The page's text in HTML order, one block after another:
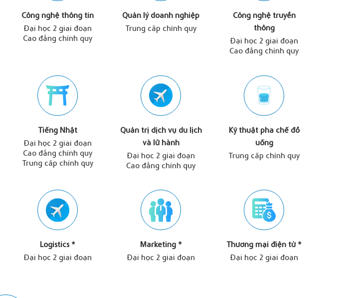
Công nghệ thông tin
Đại học 2 giai đoạn
Cao đẳng chính quy
Quản lý doanh nghiệp
Trung cấp chính quy
Công nghệ truyền
thông
Đại học 2 giai đoạn
Cao đẳng chính quy
Tiếng Nhật
Đại học 2 giai đoạn
Cao đẳng chính quy
Trung cấp chính quy
Quản trị dịch vụ du lịch
và lữ hành
Đại học 2 giai đoạn
Cao đẳng chính quy
Kỹ thuật pha chế đồ
uống
Trung cấp chính quy
Logistics *
Đại học 2 giai đoạn
Marketing *
Đại học 2 giai đoạn
Thương mại điện tử *
Đại học 2 giai đoạn